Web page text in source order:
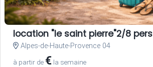
location "le saint pierre"2/8 pers
Alpes-de-Haute-Provence 04
à partir de € la semaine